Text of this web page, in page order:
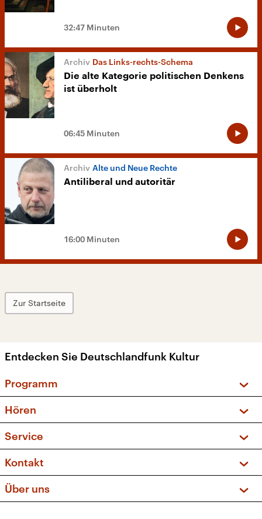
32:47 Minuten
Das Links-rechts-Schema
Die alte Kategorie politischen Denkens
ist überholt
06:45 Minuten
Alte und Neue Rechte
Antiliberal und autoritär
16:00 Minuten
Zur Startseite
Entdecken Sie Deutschlandfunk Kultur
Programm
Sendungen und Podcasts
Musikliste
Kakadu – Das Kinderprogramm
Hören
Frequenzen (UKW + DAB+)
Service
FAQ
Apps
Newsletter
Kontakt
Social Media
Über uns